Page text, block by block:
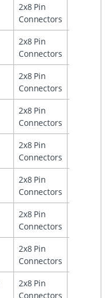
2x8 Pin
Connectors
2x8 Pin
Connectors
2x8 Pin
Connectors
2x8 Pin
Connectors
2x8 Pin
Connectors
2x8 Pin
Connectors
2x8 Pin
Connectors
2x8 Pin
Connectors
2x8 Pin
Connectors